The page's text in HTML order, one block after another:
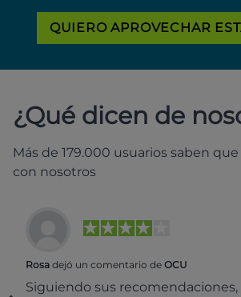
QUIERO APROVECHAR
¿Qué dicen de
Más de 179.000 usuarios saben
con nosotros
Rosa dejó un comentario de OCU
Siguiendo sus recomendaciones,